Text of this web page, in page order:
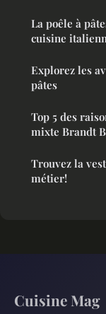
La poêle à
cuisine
Explorez les
pâtes
Top 5 des
mixte Brandt
Trouvez la
métier!
Cuisine Mag